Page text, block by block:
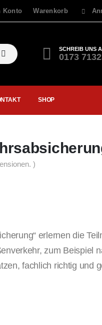
Konto Warenkorb
SCHREIB UNS
0173
SHOP
)
erlernen die
zum Beispiel
fachlich richtig und